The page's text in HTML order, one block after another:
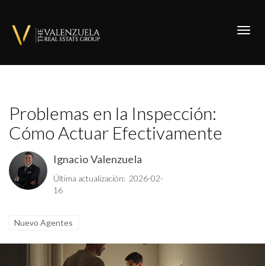
Problemas en la Inspección:
Cómo Actuar Efectivamente
Ignacio Valenzuela
Última actualización: 2026-02-
16
Nuevo Agentes